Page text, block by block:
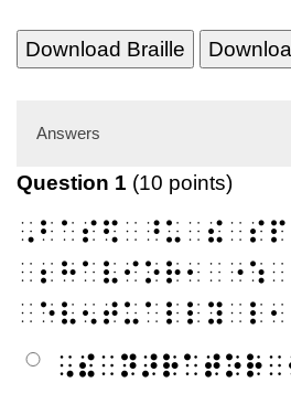
Download Braille
Answers
Question 1 (10 points)